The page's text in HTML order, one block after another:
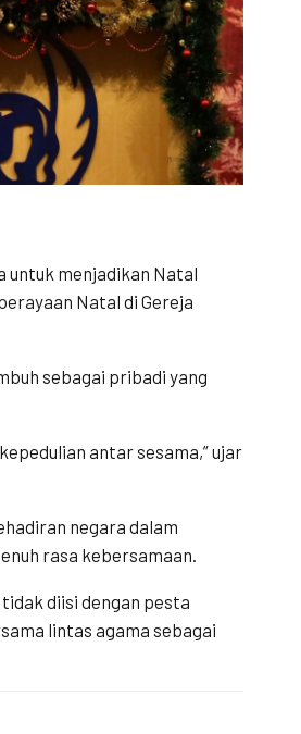
untuk menjadikan Natal
Natal di Gereja
sebagai pribadi yang
antar sesama,” ujar
negara dalam
rasa kebersamaan.
diisi dengan pesta
lintas agama sebagai